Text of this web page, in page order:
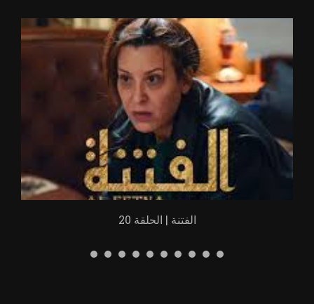
الفتنة | الحلقة 20